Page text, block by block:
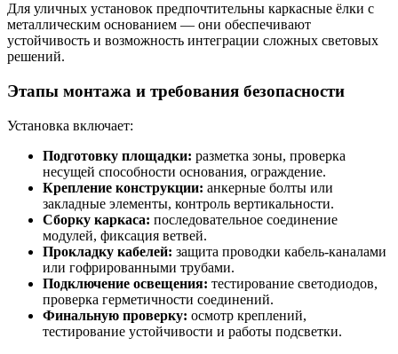
Для уличных установок предпочтительны каркасные ёлки с
металлическим основанием — они обеспечивают
устойчивость и возможность интеграции сложных световых
решений.
Этапы монтажа и требования безопасности
Установка включает:
Подготовку площадки: разметка зоны, проверка
несущей способности основания, ограждение.
Крепление конструкции: анкерные болты или
закладные элементы, контроль вертикальности.
Сборку каркаса: последовательное соединение
модулей, фиксация ветвей.
Прокладку кабелей: защита проводки кабель-каналами
или гофрированными трубами.
Подключение освещения: тестирование светодиодов,
проверка герметичности соединений.
Финальную проверку: осмотр креплений,
тестирование устойчивости и работы подсветки.